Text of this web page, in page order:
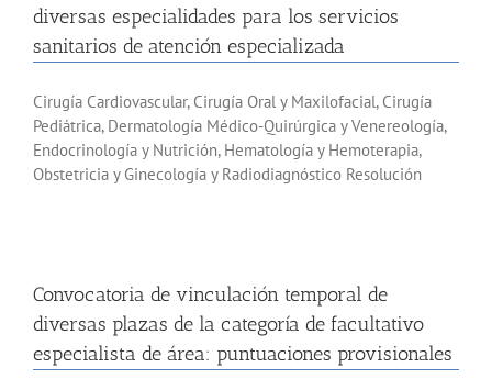
diversas especialidades para los servicios
sanitarios de atención especializada
Cirugía Cardiovascular, Cirugía Oral y Maxilofacial, Cirugía
Pediátrica, Dermatología Médico-Quirúrgica y Venereología,
Endocrinología y Nutrición, Hematología y Hemoterapia,
Obstetricia y Ginecología y Radiodiagnóstico Resolución
Convocatoria de vinculación temporal de
diversas plazas de la categoría de facultativo
especialista de área: puntuaciones provisionales